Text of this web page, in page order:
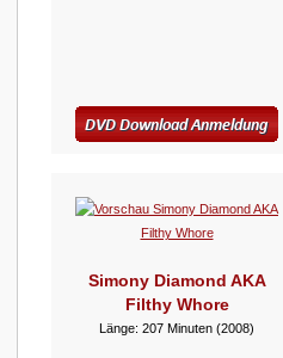
Simony Diamond AKA
Filthy Whore
Länge: 207 Minuten (2008)